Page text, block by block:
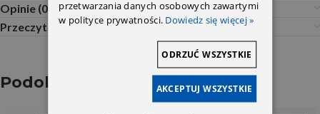
Opinie (0)
Przeczytaj Przed Zakupem
Podobne produkty
przetwarzania danych osobowych zawartymi
w polityce prywatności. Dowiedz się więcej »
AKCEPTUJ WSZYSTKIE
ODRZUĆ WSZYSTKIE